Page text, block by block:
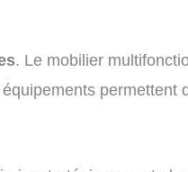
. Le mobilier
permettent